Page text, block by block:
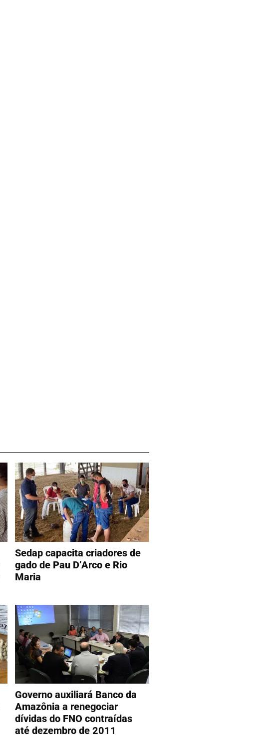
Sedap capacita criadores de
gado de Pau D’Arco e Rio
Maria
Governo auxiliará Banco da
Amazônia a renegociar
dívidas do FNO contraídas
até dezembro de 2011